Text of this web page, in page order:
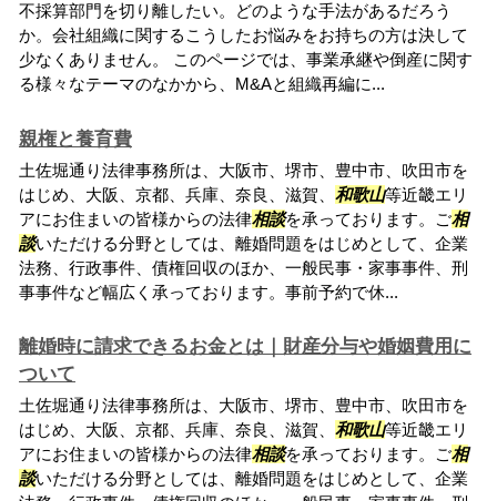
不採算部門を切り離したい。どのような手法があるだろう
か。会社組織に関するこうしたお悩みをお持ちの方は決して
少なくありません。 このページでは、事業承継や倒産に関す
る様々なテーマのなかから、M&Aと組織再編に...
親権と養育費
土佐堀通り法律事務所は、大阪市、堺市、豊中市、吹田市を
はじめ、大阪、京都、兵庫、奈良、滋賀、 和歌山等近畿エリ
アにお住まいの皆様からの法律相談を承っております。ご相
談いただける分野としては、離婚問題をはじめとして、企業
法務、行政事件、債権回収のほか、一般民事・家事事件、刑
事事件など幅広く承っております。事前予約で休...
離婚時に請求できるお金とは｜財産分与や婚姻費用に
ついて
土佐堀通り法律事務所は、大阪市、堺市、豊中市、吹田市を
はじめ、大阪、京都、兵庫、奈良、滋賀、 和歌山等近畿エリ
アにお住まいの皆様からの法律相談を承っております。ご相
談いただける分野としては、離婚問題をはじめとして、企業